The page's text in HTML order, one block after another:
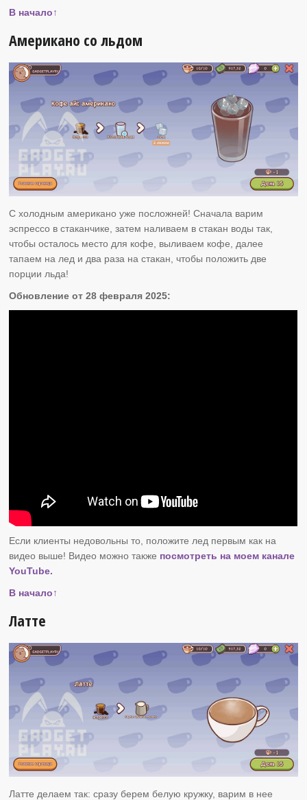
В начало↑
Американо со льдом
С холодным американо уже посложней! Сначала варим
эспрессо в стаканчике, затем наливаем в стакан воды так,
чтобы осталось место для кофе, выливаем кофе, далее
тапаем на лед и два раза на стакан, чтобы положить две
порции льда!
Обновление от 28 февраля 2025:
Если клиенты недовольны то, положите лед первым как на
видео выше! Видео можно также посмотреть на моем канале
YouTube.
В начало↑
Латте
Латте делаем так: сразу берем белую кружку, варим в нее